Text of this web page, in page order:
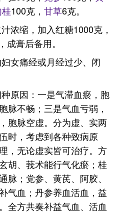
100克， 甘草6克。
浓缩，加入红糖1000克，
成膏后备用。
女痛经或月经过少、闭
原因：一是气滞血瘀，胞
脉不畅；三是气血亏弱，
胞脉空虚。分为虚、实两
时，考虑到各种致病原
，无论虚实皆可治疗。方
胡、莪术能行气化瘀；桂
脉；党参、黄芪、阿胶、
气血；丹参养血活血，益
全方共奏补益气血、活血